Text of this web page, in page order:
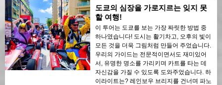
도쿄의 심장을 가로지르는 잊지 못
할 여행!
이 투어는 도쿄를 보는 가장 짜릿한 방법 중
하나였습니다! 도시는 활기차고, 오후의 빛이
모든 것을 더욱 그림처럼 만들어 주었습니다.
우리의 가이드는 전문적이면서도 재미있어
서, 유명한 명소를 가리키며 카트를 타는 데
자신감을 가질 수 있도록 도와주었습니다. 하
이라이트는? 레인보우 브리지를 건너며 파노